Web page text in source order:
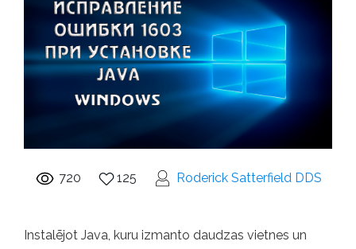
720 125 Roderick Satterfield DDS
Instalējot Java, kuru izmanto daudzas vietnes un